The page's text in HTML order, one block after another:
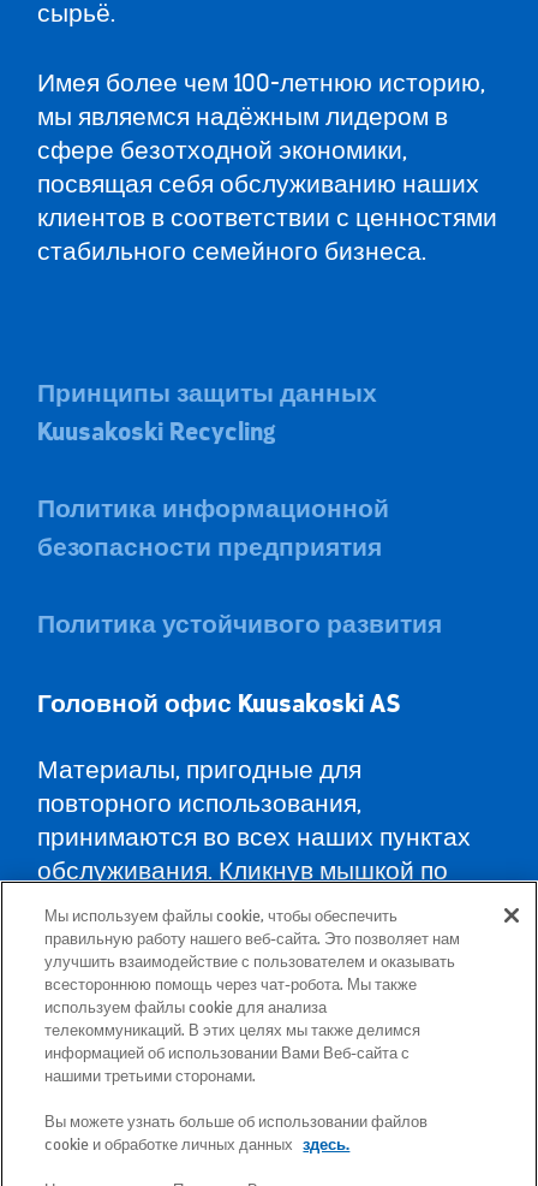
сырьё.
Имея более чем 100-летнюю историю,
мы являемся надёжным лидером в
сфере безотходной экономики,
посвящая себя обслуживанию наших
клиентов в соответствии с ценностями
стабильного семейного бизнеса.
Принципы защиты данных
Kuusakoski Recycling
Политика информационной
безопасности предприятия
Политика устойчивого развития
Головной офис Kuusakoski AS
Материалы, пригодные для
повторного использования,
принимаются во всех наших пунктах
обслуживания. Кликнув мышкой по
карте, Вы найдёте пункты
обслуживания во всех уездах и
указания, как туда доехать.
Почтовый адрес: Betooni 12, 13816 Tallinn
(Эстония)
Бесплатный короткий номер 13660
Мы используем файлы cookie, чтобы обеспечить
правильную работу нашего веб-сайта. Это позволяет нам
улучшить взаимодействие с пользователем и оказывать
всестороннюю помощь через чат-робота. Мы также
используем файлы cookie для анализа
телекоммуникаций. В этих целях мы также делимся
информацией об использовании Вами Веб-сайта с
нашими третьими сторонами.
Вы можете узнать больше об использовании файлов
cookie и обработке личных данных
здесь.